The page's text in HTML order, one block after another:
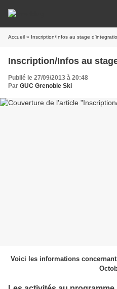
Accueil » Inscription/Infos au stage
Inscription/Infos au
Publié le 27/09/2013 à 20:48
Par GUC Grenoble Ski
Voici les informations